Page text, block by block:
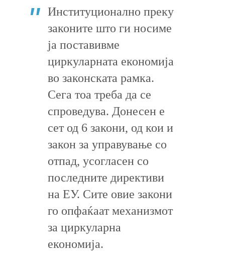
Институционално преку
законите што ги носиме
ја поставивме
циркуларната економија
во законската рамка.
Сега тоа треба да се
спроведува. Донесен е
сет од 6 закони, од кои и
закон за управување со
отпад, усогласен со
последните директиви
на ЕУ. Сите овие закони
го опфаќаат механизмот
за циркуларна
економија.